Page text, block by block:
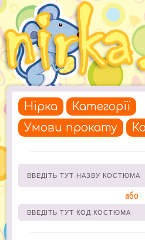
Нірка
Категорії
Умови прокату
або